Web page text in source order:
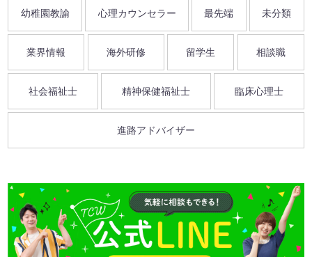
幼稚園教諭 心理カウンセラー 最先端 未分類
業界情報 海外研修 留学生 相談職
社会福祉士 精神保健福祉士 臨床心理士
進路アドバイザー